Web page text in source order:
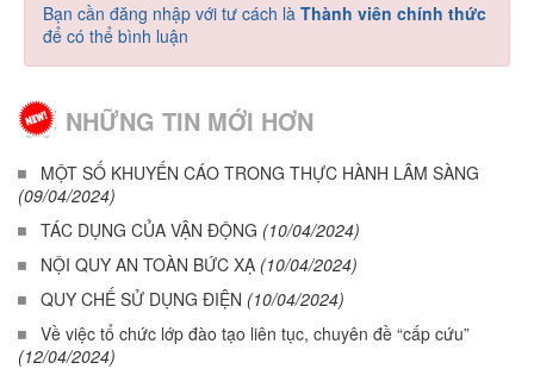
Bạn cần đăng nhập với tư cách là Thành viên chính thức
để có thể bình luận
NHỮNG TIN MỚI HƠN
MỘT SỐ KHUYẾN CÁO TRONG THỰC HÀNH LÂM SÀNG
(09/04/2024)
TÁC DỤNG CỦA VẬN ĐỘNG (10/04/2024)
NỘI QUY AN TOÀN BỨC XẠ (10/04/2024)
QUY CHẾ SỬ DỤNG ĐIỆN (10/04/2024)
Về việc tổ chức lớp đào tạo liên tục, chuyên đề “cấp cứu”
(12/04/2024)